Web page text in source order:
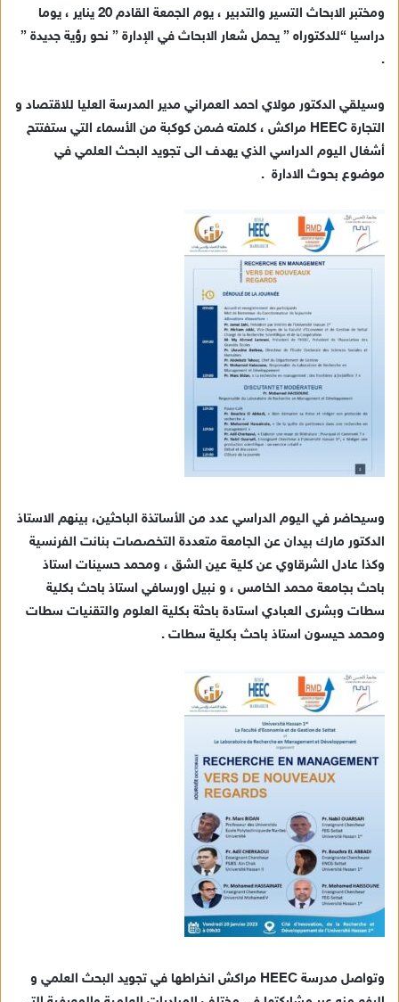
ي
إ
ل
ك
ت
و
ن
ي
ا
ومختبر الابحاث التسير والتدبير ، يوم الجمعة القادم 20 يناير ، يوما
دراسيا “للدكتوراه ” يحمل شعار الابحاث في الإدارة ” نحو رؤية جديدة ”
.
وسيلقي الدكتور مولاي احمد العمراني مدير المدرسة العليا للاقتصاد و
التجارة HEEC مراكش ، كلمته ضمن كوكبة من الأسماء التي ستفتتح
أشغال اليوم الدراسي الذي يهدف الى تجويد البحث العلمي في
موضوع بحوث الادارة .
وسيحاضر في اليوم الدراسي عدد من الأساتذة الباحثين، بينهم الاستاذ
الدكتور مارك بيدان عن الجامعة متعددة التخصصات بنانت الفرنسية
وكذا عادل الشرقاوي عن كلية عين الشق ، ومحمد حسينات استاذ
باحث بجامعة محمد الخامس ، و نبيل اورسافي استاذ باحث بكلية
سطات وبشرى العبادي استادة باحثة بكلية العلوم والتقنيات سطات
ومحمد حيسون استاذ باحث بكلية سطات .
وتواصل مدرسة HEEC مراكش انخراطها في تجويد البحث العلمي و